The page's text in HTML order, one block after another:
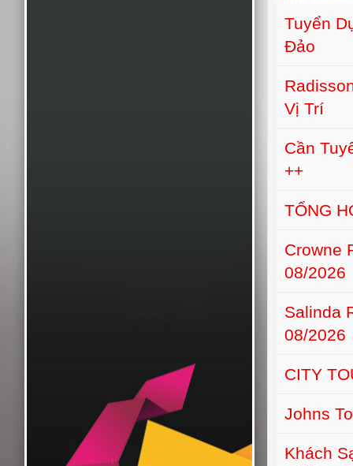
Tuyển
Đảo
Vị Trí
Cần
++
TỔNG
Crowne
08/2026
Salinda
08/2026
CITY
Johns
Khách